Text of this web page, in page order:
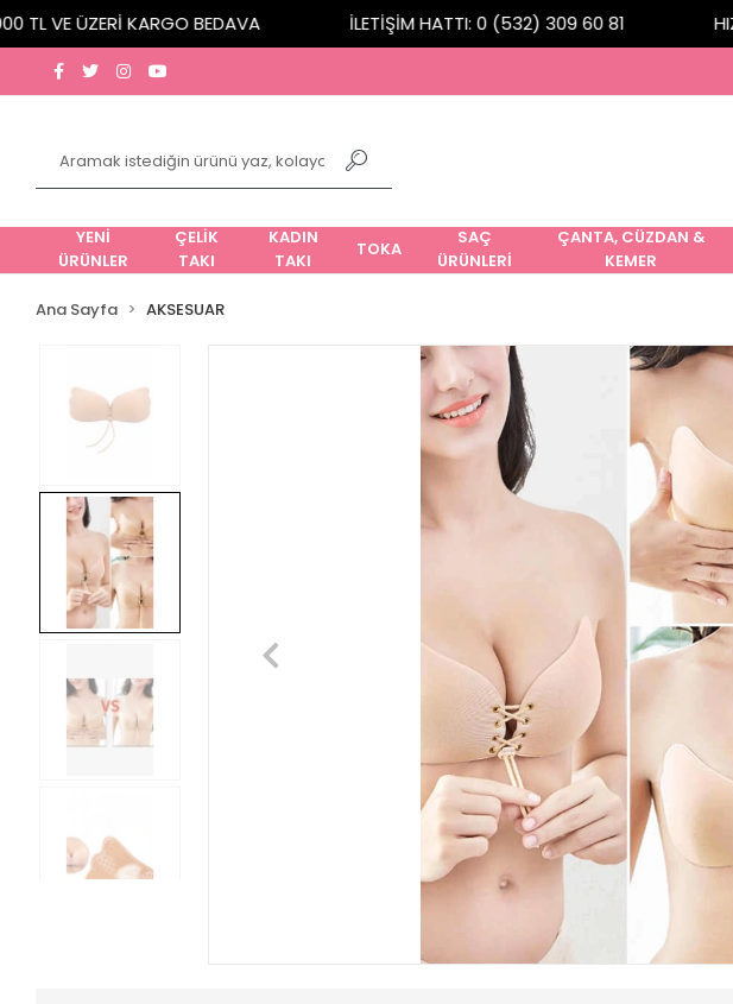
VE ÜZERİ KARGO BEDAVA İLETİŞİM HATTI: 0 (532) 309 60 81
YENİ
ÜRÜNLER
ÇELİK
TAKI
KADIN
TAKI
TOKA
SAÇ
ÜRÜNLERİ
ÇANTA, CÜZDAN &
KEMER
Ana Sayfa AKSESUAR